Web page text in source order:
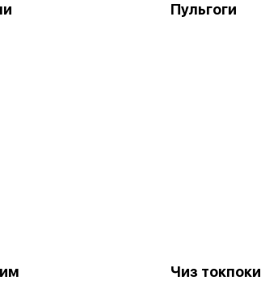
Пульгоги
Чиз токпоки